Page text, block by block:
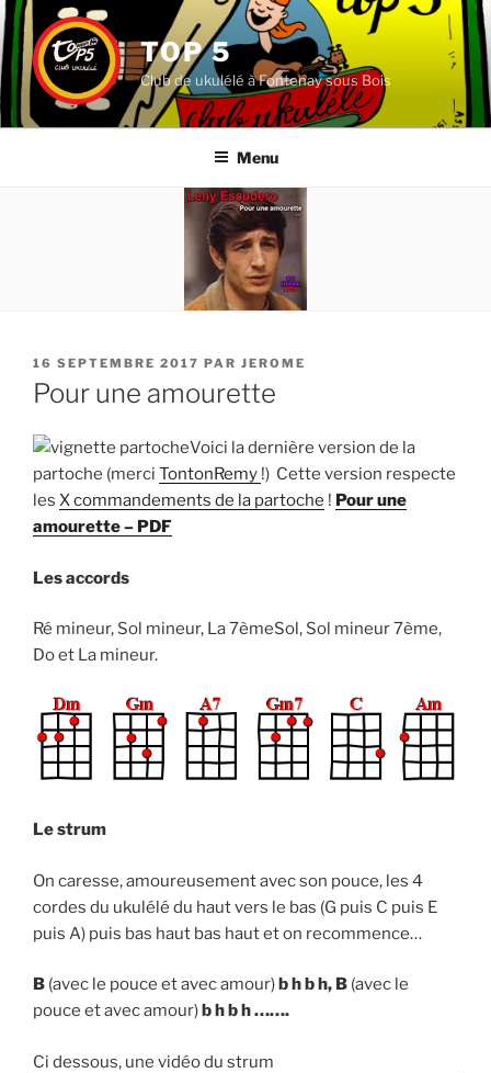
Aller
au
contenu
principal
TOP 5
Club de ukulélé à Fontenay sous Bois
Menu
PUBLIÉ
LE
16 SEPTEMBRE 2017 PAR JEROME
Pour une amourette
Voici la dernière version de la
partoche (merci TontonRemy !) Cette version respecte
les X commandements de la partoche ! Pour une
amourette – PDF
Les accords
Ré mineur, Sol mineur, La 7èmeSol, Sol mineur 7ème,
Do et La mineur.
Le strum
On caresse, amoureusement avec son pouce, les 4
cordes du ukulélé du haut vers le bas (G puis C puis E
puis A) puis bas haut bas haut et on recommence…
B (avec le pouce et avec amour)b h b h, B (avec le
pouce et avec amour)b h b h …….
Ci dessous, une vidéo du strum